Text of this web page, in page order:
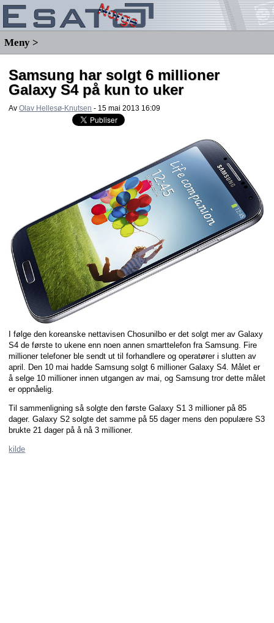
Meny >
Samsung har solgt 6 millioner
Galaxy S4 på kun to uker
AvOlav Hellesø-Knutsen - 15 mai 2013 16:09
I følge den koreanske nettavisen Chosunilbo er det solgt mer av Galaxy
S4 de første to ukene enn noen annen smarttelefon fra Samsung. Fire
millioner telefoner ble sendt ut til forhandlere og operatører i slutten av
april. Den 10 mai hadde Samsung solgt 6 millioner Galaxy S4. Målet er
å selge 10 millioner innen utgangen av mai, og Samsung tror dette målet
er oppnåelig.
Til sammenligning så solgte den første Galaxy S1 3 millioner på 85
dager. Galaxy S2 solgte det samme på 55 dager mens den populære S3
brukte 21 dager på å nå 3 millioner.
kilde